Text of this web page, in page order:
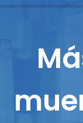
Reportajes